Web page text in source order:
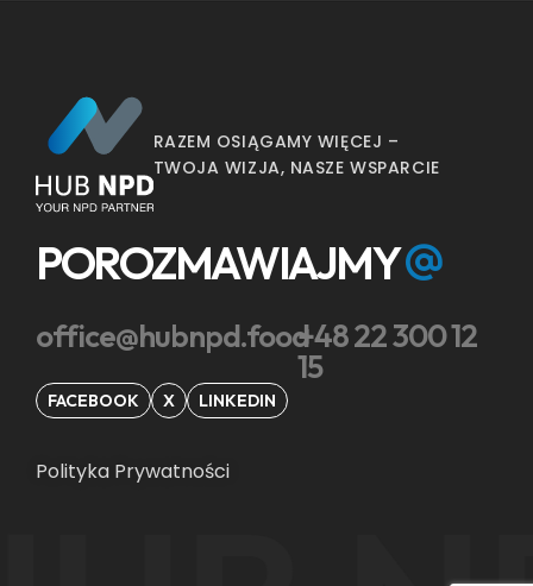
RAZEM OSIĄGAMY WIĘCEJ –
TWOJA WIZJA, NASZE WSPARCIE
POROZMAWIAJMY
office@hubnpd.food+48 22 300 12
15
FACEBOOK X LINKEDIN
Polityka Prywatności